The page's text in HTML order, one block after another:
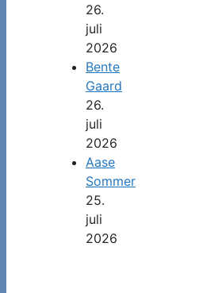
26.
juli
2026
Bente
Gaard
26.
juli
2026
Aase
Sommer
25.
juli
2026